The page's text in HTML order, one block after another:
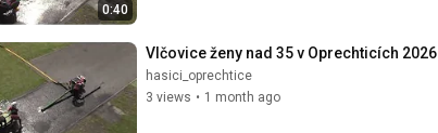
0:40
Vlčovice ženy nad 35 v Oprechticích 2026
hasici_oprechtice
3 views • 1 month ago